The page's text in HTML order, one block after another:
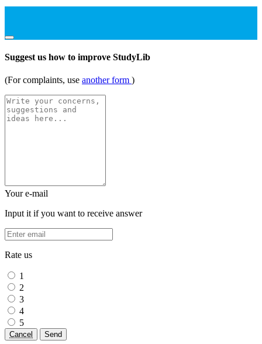
Suggest us how to improve StudyLib
(For complaints, use another form )
Your e-mail
Input it if you want to receive answer
Rate us
1
2
3
4
5
Cancel Send